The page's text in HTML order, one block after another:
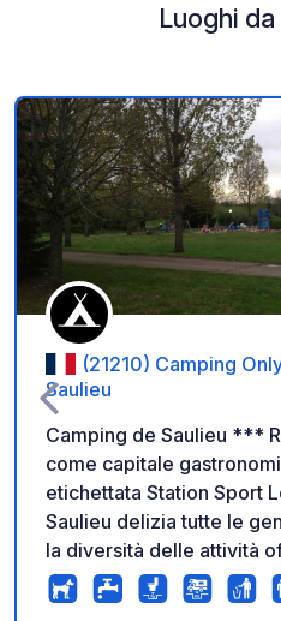
Luoghi
(21210) Camping
Saulieu
Camping de Saulieu ***
come capitale
etichettata Station Sport
Saulieu delizia tutte le
la diversità delle attività
qualità del suo ambiente
Parco Naturale Regionale